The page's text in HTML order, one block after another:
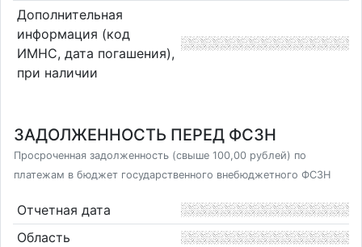
Дополнительная
информация (код
ИМНС, дата погашения),
при наличии
ЗАДОЛЖЕННОСТЬ ПЕРЕД ФСЗН
Просроченная задолженность (свыше 100,00 рублей) по
платежам в бюджет государственного внебюджетного ФСЗН
Отчетная дата
Область